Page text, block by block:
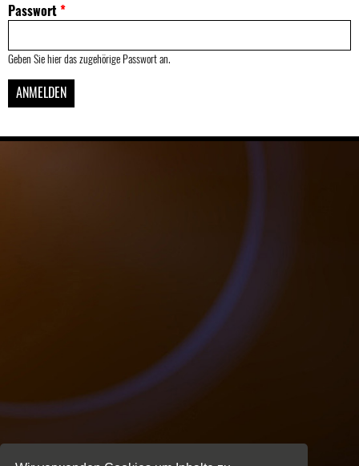
Passwort*
Geben Sie hier das zugehörige Passwort an.